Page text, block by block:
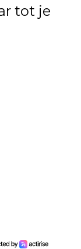
tot je